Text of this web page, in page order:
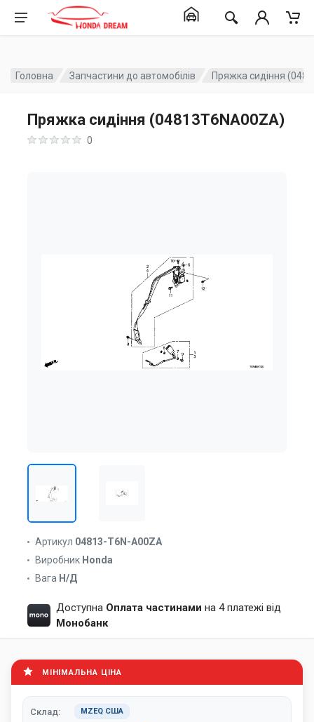
Головна Запчастини до автомобілів Пряжка сидіння
Пряжка сидіння (04813T6NA00ZA)
0
Артикул 04813-T6N-A00ZA
Виробник Honda
Вага Н/Д
Доступна Оплата частинами на 4 платежі від
Монобанк
МІНІМАЛЬНА ЦІНА
Склад: MZEQ США